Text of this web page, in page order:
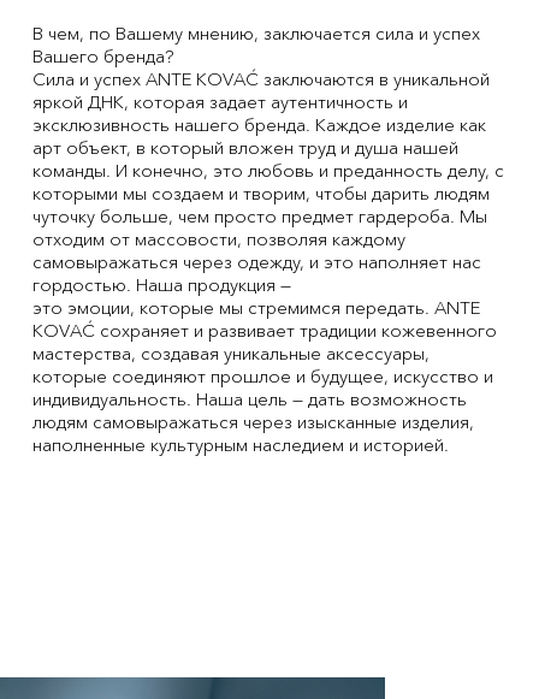
В чем, по Вашему мнению, заключается сила и успех
Вашего бренда?
Сила и успех ANTE KOVAĆ заключаются в уникальной
яркой ДНК, которая задает аутентичность и
эксклюзивность нашего бренда. Каждое изделие как
арт объект, в который вложен труд и душа нашей
команды. И конечно, это любовь и преданность делу, с
которыми мы создаем и творим, чтобы дарить людям
чуточку больше, чем просто предмет гардероба. Мы
отходим от массовости, позволяя каждому
самовыражаться через одежду, и это наполняет нас
гордостью. Наша продукция —
это эмоции, которые мы стремимся передать. ANTE
KOVAĆ сохраняет и развивает традиции кожевенного
мастерства, создавая уникальные аксессуары,
которые соединяют прошлое и будущее, искусство и
индивидуальность. Наша цель — дать возможность
людям самовыражаться через изысканные изделия,
наполненные культурным наследием и историей.